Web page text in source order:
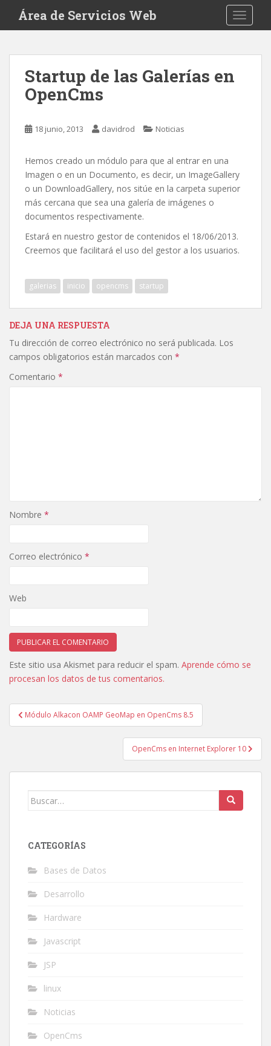
i
Área de Servicios Web
Startup de las Galerías en
OpenCms
18 junio, 2013 davidrod Noticias
Hemos creado un módulo para que al entrar en una
Imagen o en un Documento, es decir, un ImageGallery
o un DownloadGallery, nos sitúe en la carpeta superior
más cercana que sea una galería de imágenes o
documentos respectivamente.
Estará en nuestro gestor de contenidos el 18/06/2013.
Creemos que facilitará el uso del gestor a los usuarios.
galerias inicio opencms startup
DEJA UNA RESPUESTA
Tu dirección de correo electrónico no será publicada. Los
campos obligatorios están marcados con *
Comentario *
Nombre *
Correo electrónico *
Web
Este sitio usa Akismet para reducir el spam. Aprende cómo se
procesan los datos de tus comentarios.
Navegación
de
Módulo Alkacon OAMP GeoMap en OpenCms 8.5
OpenCms en Internet Explorer 10
Buscar:
CATEGORÍAS
Bases de Datos
Desarrollo
Hardware
Javascript
JSP
linux
Noticias
OpenCms